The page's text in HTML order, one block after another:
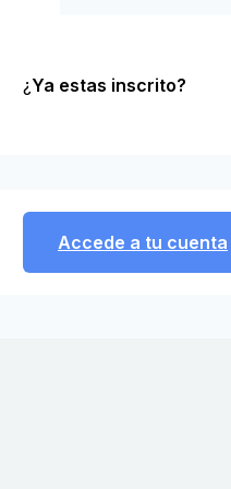
¿Ya estas inscrito?
Accede a tu cuenta